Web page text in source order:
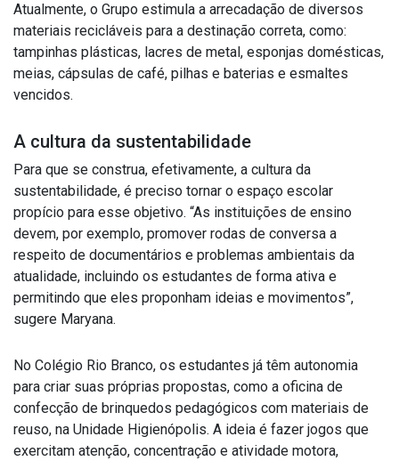
Atualmente, o Grupo estimula a arrecadação de diversos
materiais recicláveis para a destinação correta, como:
tampinhas plásticas, lacres de metal, esponjas domésticas,
meias, cápsulas de café, pilhas e baterias e esmaltes
vencidos.
A cultura da sustentabilidade
Para que se construa, efetivamente, a cultura da
sustentabilidade, é preciso tornar o espaço escolar
propício para esse objetivo. “As instituições de ensino
devem, por exemplo, promover rodas de conversa a
respeito de documentários e problemas ambientais da
atualidade, incluindo os estudantes de forma ativa e
permitindo que eles proponham ideias e movimentos”,
sugere Maryana.
No Colégio Rio Branco, os estudantes já têm autonomia
para criar suas próprias propostas, como a oficina de
confecção de brinquedos pedagógicos com materiais de
reuso, na Unidade Higienópolis. A ideia é fazer jogos que
exercitam atenção, concentração e atividade motora,